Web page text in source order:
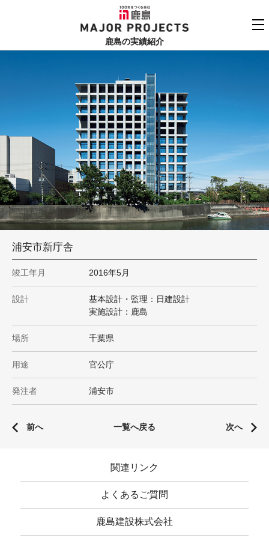
鹿島
MAJOR PROJECTS
鹿島の実績紹介
更新順でみる
用途でさがす
竣工年でさがす
地域でさがす
あいうえお順
個人情報保護方針
お問い合わせ
浦安市新庁舎
竣工年月 2016年5月
設計
基本設計・監理：日建設計
実施設計：鹿島
場所 千葉県
用途 官公庁
発注者 浦安市
前へ 一覧へ戻る 次へ
関連リンク
よくあるご質問
鹿島建設株式会社